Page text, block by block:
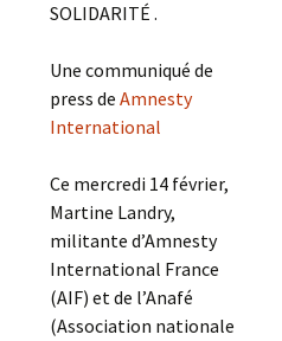
SOLIDARITÉ .
Une communiqué de
press deAmnesty
International
Ce mercredi 14 février,
Martine Landry,
militante d’Amnesty
International France
(AIF) et de l’Anafé
(Association nationale